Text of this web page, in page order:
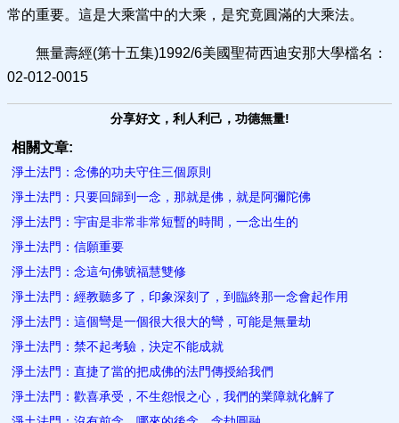
常的重要。這是大乘當中的大乘，是究竟圓滿的大乘法。
無量壽經(第十五集)1992/6美國聖荷西迪安那大學檔名：
02-012-0015
分享好文，利人利己，功德無量!
相關文章:
淨土法門：念佛的功夫守住三個原則
淨土法門：只要回歸到一念，那就是佛，就是阿彌陀佛
淨土法門：宇宙是非常非常短暫的時間，一念出生的
淨土法門：信願重要
淨土法門：念這句佛號福慧雙修
淨土法門：經教聽多了，印象深刻了，到臨終那一念會起作用
淨土法門：這個彎是一個很大很大的彎，可能是無量劫
淨土法門：禁不起考驗，決定不能成就
淨土法門：直捷了當的把成佛的法門傳授給我們
淨土法門：歡喜承受，不生怨恨之心，我們的業障就化解了